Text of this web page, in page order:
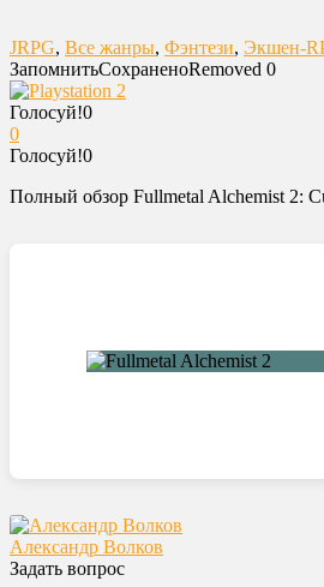
JRPG, Все жанры, Фэнтези, Экшен-
ЗапомнитьСохраненоRemoved 0
Голосуй!0
0
Голосуй!0
Полный обзор Fullmetal Alchemist 2:
Александр Волков
Задать вопрос